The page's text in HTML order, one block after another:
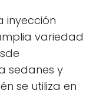
inyección
variedad
sedanes y
se utiliza en